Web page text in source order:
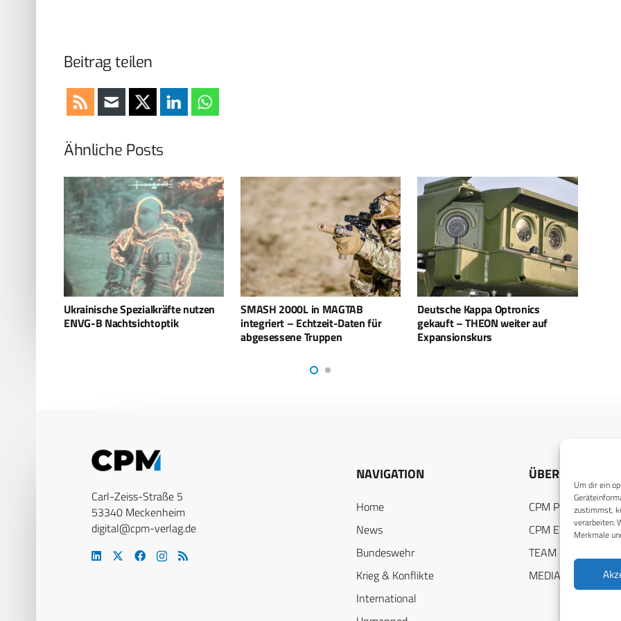
Um dir ein
zustimmst,
verarbeiten.
Merkmale
Beitrag teilen
Ähnliche Posts
SMASH 2000L in MAGTAB
integriert – Echtzeit-Daten für
Deutsche Kappa Optronics
gekauft – THEON weiter auf
Expansionskurs
THEON liefert weiter
Nachtsichtbrillen an U.S. Marine
Corps
Carl-Zeiss-Straße 5
53340 Meckenheim
digital@cpm-verlag.de
NAVIGATION
Home
News
Bundeswehr
Krieg & Konflikte
International
ÜBER UNS
CPM
CPM EVENTS
TEAM
MEDIADATEN